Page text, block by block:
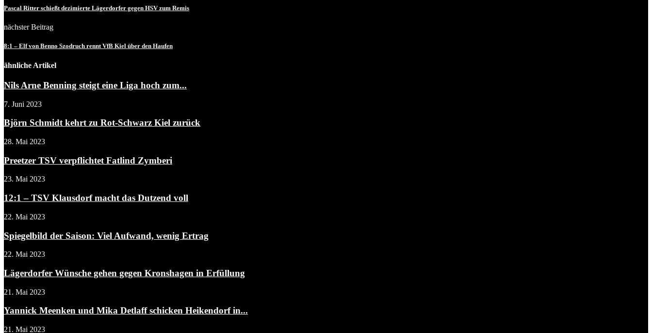
Pascal Ritter schießt dezimierte Lägerdorfer gegen HSV zum Remis
nächster Beitrag
8:1 – Elf von Benno Szodruch rennt VfB Kiel über den Haufen
ähnliche Artikel
Nils Arne Benning steigt eine Liga hoch zum...
7. Juni 2023
Björn Schmidt kehrt zu Rot-Schwarz Kiel zurück
28. Mai 2023
Preetzer TSV verpflichtet Fatlind Zymberi
23. Mai 2023
12:1 – TSV Klausdorf macht das Dutzend voll
22. Mai 2023
Spiegelbild der Saison: Viel Aufwand, wenig Ertrag
22. Mai 2023
Lägerdorfer Wünsche gehen gegen Kronshagen in Erfüllung
21. Mai 2023
Yannick Meenken und Mika Detlaff schicken Heikendorf in...
21. Mai 2023